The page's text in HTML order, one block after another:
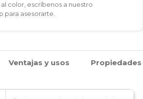
color, escríbenos a nuestro
para asesorarte.
Ventajas y usos Propiedades